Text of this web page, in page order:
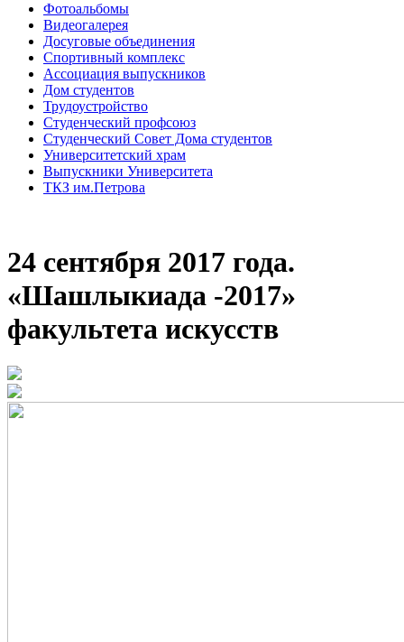
Фотоальбомы
Видеогалерея
Досуговые объединения
Спортивный комплекс
Ассоциация выпускников
Дом студентов
Трудоустройство
Студенческий профсоюз
Студенческий Совет Дома студентов
Университетский храм
Выпускники Университета
ТКЗ им.Петрова
24 сентября 2017 года.
«Шашлыкиада -2017»
факультета искусств